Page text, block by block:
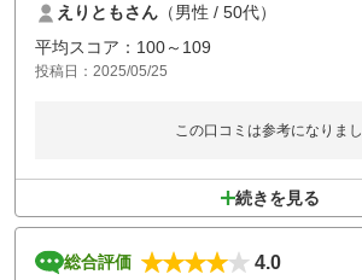
えりともさん （男性 / 50代）
平均スコア：100～109
投稿日：2025/05/25
この口コミは参考になりま
続きを見る
総合評価 4.0